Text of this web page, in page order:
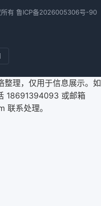
有 鲁ICP备2026005306号-90
整理，仅用于信息展示。如
18691394093 或邮箱
系处理。